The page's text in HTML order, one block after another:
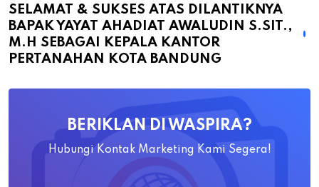
atas
Dilantiknya
Bapak
Ahadiat
SELAMAT & SUKSES ATAS DILANTIKNYA
BAPAK YAYAT AHADIAT AWALUDIN S.SIT.,
M.H SEBAGAI KEPALA KANTOR
PERTANAHAN KOTA BANDUNG
BERIKLAN DI WASPIRA?
Hubungi Kontak Marketing Kami Segera!